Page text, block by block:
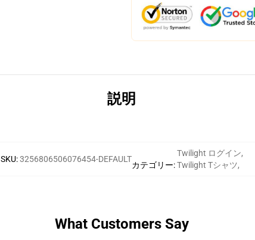
説明
SKU:3256806506076454-DEFAULT
カテゴリー:
Twilight ログイン,
Twilight Tシャツ,
What Customers Say